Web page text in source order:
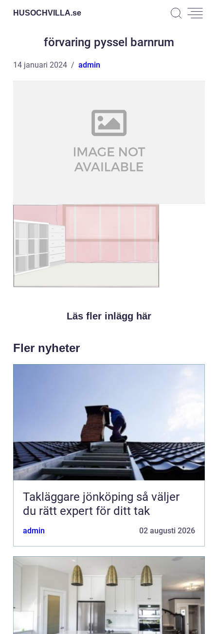
HUSOCHVILLA.se
förvaring pyssel barnrum
14 januari 2024 admin
Läs fler inlägg här
Fler nyheter
Takläggare jönköping så väljer
du rätt expert för ditt tak
admin 02 augusti 2026